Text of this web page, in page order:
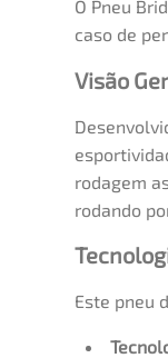
O Pneu
caso de
Visão
rodagem
rodando
Este pneu